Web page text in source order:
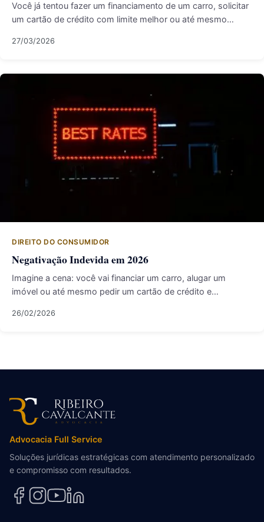
Você já tentou fazer um financiamento de um carro, solicitar
um cartão de crédito com limite melhor ou até mesmo…
27/03/2026
DIREITO DO CONSUMIDOR
Negativação Indevida em 2026
Imagine a cena: você vai financiar um carro, alugar um
imóvel ou até mesmo pedir um cartão de crédito e…
26/02/2026
Advocacia Full Service
Soluções jurídicas estratégicas com atendimento personalizado
e compromisso com resultados.